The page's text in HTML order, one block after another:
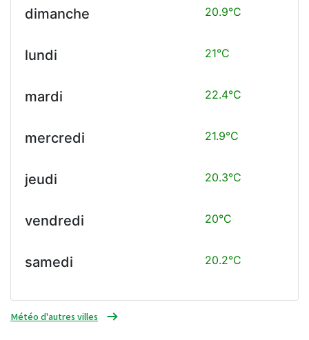
dimanche 20.9°C
lundi 21°C
mardi 22.4°C
mercredi 21.9°C
jeudi 20.3°C
vendredi 20°C
samedi 20.2°C
Météo d'autres villes